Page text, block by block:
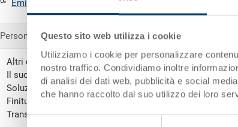
Questo sito web utilizza i cookie
Utilizziamo i cookie per personalizzare
nostro traffico. Condividiamo inoltre
di analisi dei dati web, pubblicità e social
che hanno raccolto dal suo utilizzo dei loro
Selezione
Emissioni
Personalizzazioni - la nostra specialità
Altri colori
Il suo logo / etichette(Esempi)
Soluzioni individuali
Finiture
Transponder (RFID) / Barcodes(Esempi)